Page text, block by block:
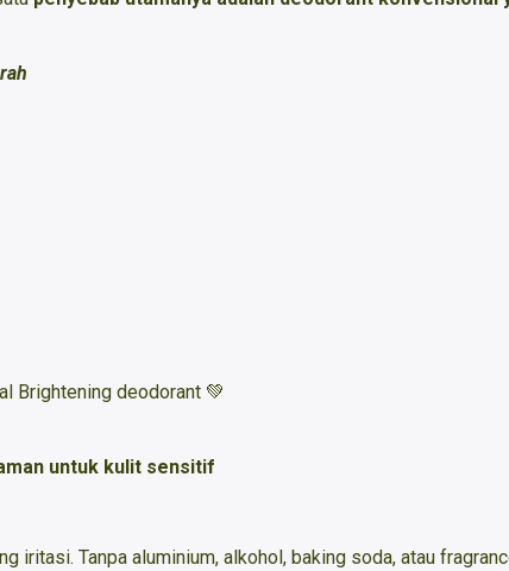
Brightening deodorant 💚
untuk kulit sensitif
iritasi. Tanpa aluminium, alkohol, baking soda, atau